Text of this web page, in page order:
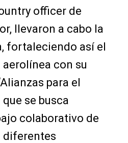
officer de
llevaron a cabo la
fortaleciendo así el
con su
para el
se busca
colaborativo de
diferentes